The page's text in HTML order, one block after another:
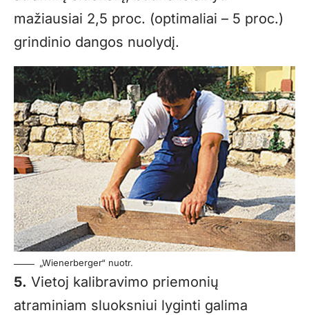
mažiausiai 2,5 proc. (optimaliai – 5 proc.)
grindinio dangos nuolydį.
„Wienerberger“ nuotr.
5. Vietoj kalibravimo priemonių
atraminiam sluoksniui lyginti galima